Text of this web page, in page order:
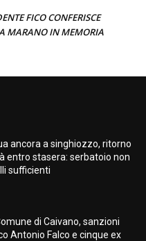
FICO CONFERISCE
MARANO IN MEMORIA
ancora a singhiozzo, ritorno
entro stasera: serbatoio non
sufficienti
di Caivano, sanzioni
Antonio Falco e cinque ex